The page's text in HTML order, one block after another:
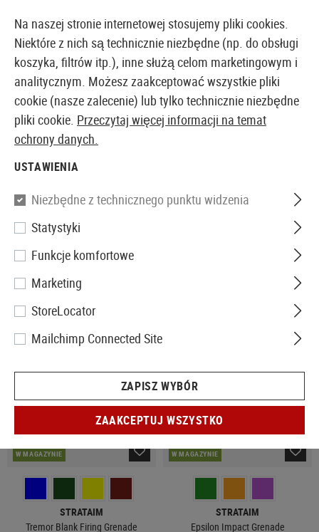
EUROPEJSKI AIRSOFT SKLEP I HURTOWNIA
Strona główna
9 Produkty
W MAGAZYNIE
STRATAIM
Tremor Blank Firing Grenade
W MAGAZYNIE
STRATAIM
Epsilon Impact Grenade
Na naszej stronie internetowej stosujemy pliki cookies.
Niektóre z nich są technicznie niezbędne (np. do obsługi
koszyka, filtrów itp.), inne służą celom marketingowym i
analitycznym. Możesz zaakceptować wszystkie pliki
cookie (nasze zalecenie) lub tylko technicznie niezbędne
pliki cookie. Przeczytaj więcej informacji na temat
ochrony danych.
USTAWIENIA
Niezbędne z technicznego punktu widzenia
Statystyki
Funkcje komfortowe
Marketing
StoreLocator
Mailchimp Connected Site
ZAPISZ WYBÓR
ZAAKCEPTUJ WSZYSTKO